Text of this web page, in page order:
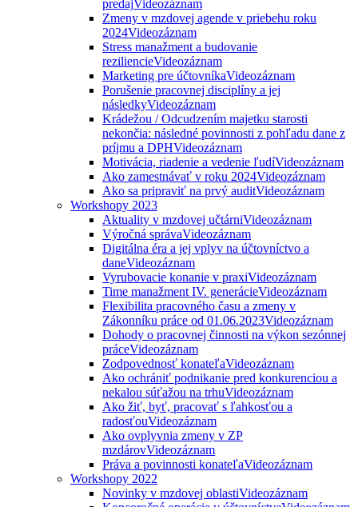
predajVideozáznam
Zmeny v mzdovej agende v priebehu roku
2024Videozáznam
Stress manažment a budovanie
reziliencieVideozáznam
Marketing pre účtovníkaVideozáznam
Porušenie pracovnej disciplíny a jej
následkyVideozáznam
Krádežou / Odcudzením majetku starosti
nekončia: následné povinnosti z pohľadu dane z
príjmu a DPHVideozáznam
Motivácia, riadenie a vedenie ľudíVideozáznam
Ako zamestnávať v roku 2024Videozáznam
Ako sa pripraviť na prvý auditVideozáznam
Workshopy 2023
Aktuality v mzdovej učtárniVideozáznam
Výročná správaVideozáznam
Digitálna éra a jej vplyv na účtovníctvo a
daneVideozáznam
Vyrubovacie konanie v praxiVideozáznam
Time manažment IV. generácieVideozáznam
Flexibilita pracovného času a zmeny v
Zákonníku práce od 01.06.2023Videozáznam
Dohody o pracovnej činnosti na výkon sezónnej
práceVideozáznam
Zodpovednosť konateľaVideozáznam
Ako ochrániť podnikanie pred konkurenciou a
nekalou súťažou na trhuVideozáznam
Ako žiť, byť, pracovať s ľahkosťou a
radosťouVideozáznam
Ako ovplyvnia zmeny v ZP
mzdárovVideozáznam
Práva a povinnosti konateľaVideozáznam
Workshopy 2022
Novinky v mzdovej oblastiVideozáznam